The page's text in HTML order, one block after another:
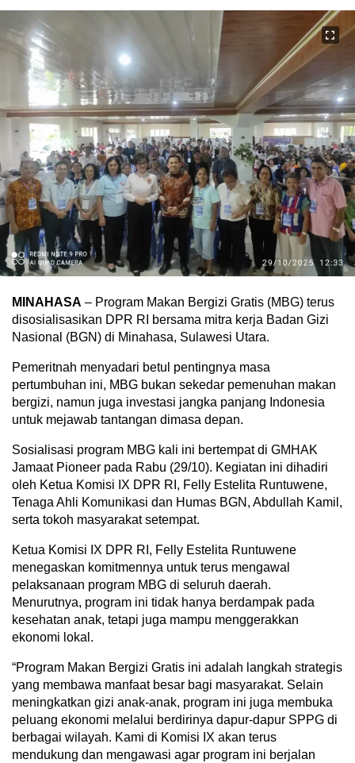
MINAHASA – Program Makan Bergizi Gratis (MBG) terus
disosialisasikan DPR RI bersama mitra kerja Badan Gizi
Nasional (BGN) di Minahasa, Sulawesi Utara.
Pemeritnah menyadari betul pentingnya masa
pertumbuhan ini, MBG bukan sekedar pemenuhan makan
bergizi, namun juga investasi jangka panjang Indonesia
untuk mejawab tantangan dimasa depan.
Sosialisasi program MBG kali ini bertempat di GMHAK
Jamaat Pioneer pada Rabu (29/10). Kegiatan ini dihadiri
oleh Ketua Komisi IX DPR RI, Felly Estelita Runtuwene,
Tenaga Ahli Komunikasi dan Humas BGN, Abdullah Kamil,
serta tokoh masyarakat setempat.
Ketua Komisi IX DPR RI, Felly Estelita Runtuwene
menegaskan komitmennya untuk terus mengawal
pelaksanaan program MBG di seluruh daerah.
Menurutnya, program ini tidak hanya berdampak pada
kesehatan anak, tetapi juga mampu menggerakkan
ekonomi lokal.
“Program Makan Bergizi Gratis ini adalah langkah strategis
yang membawa manfaat besar bagi masyarakat. Selain
meningkatkan gizi anak-anak, program ini juga membuka
peluang ekonomi melalui berdirinya dapur-dapur SPPG di
berbagai wilayah. Kami di Komisi IX akan terus
mendukung dan mengawasi agar program ini berjalan